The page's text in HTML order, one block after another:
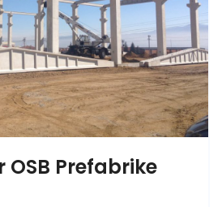
OSB Prefabrike